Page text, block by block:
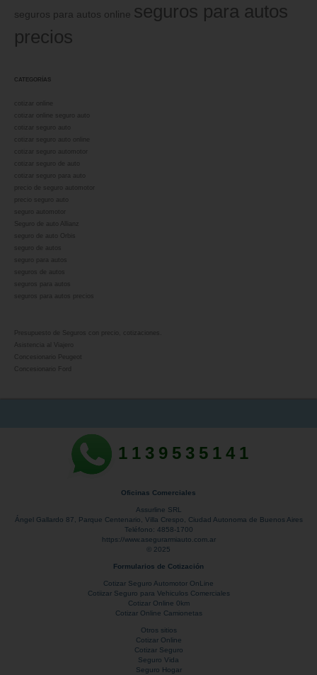
seguros para autos online seguros para autos
precios
CATEGORÍAS
cotizar online
cotizar online seguro auto
cotizar seguro auto
cotizar seguro auto online
cotizar seguro automotor
cotizar seguro de auto
cotizar seguro para auto
Seguro de auto Allianz
Presupuesto de Seguros con precio, cotizaciones.
1139535141
Oficinas Comerciales
Assurline SRL
Ángel Gallardo 87 , Parque Centenario, Villa Crespo
Ciudad Autonoma de Buenos Aires
Teléfono: 4858-1700
https://www.asegurarmiauto.com.ar
© 2025
Formularios de Cotización
Cotizar Seguro Automotor OnLine
Cotiizar Seguro para Vehiculos Comerciales
Cotizar Online 0km
Cotizar Online Camionetas
Otros sitios
Cotizar Online
Cotizar Seguro
Seguro Vida
Seguro Hogar